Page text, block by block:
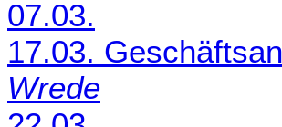
07.03.
17.03.
Wrede